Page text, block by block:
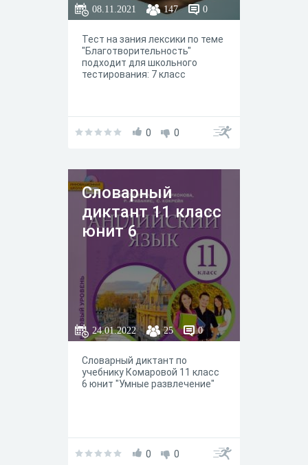
08.11.2021 147 0
Тест на зания лексики по теме
"Благотворительность"
подходит для школьного
тестирования: 7 класс
0 0
Словарный
диктант 11 класс
юнит 6
24.01.2022 25 0
Словарный диктант по
учебнику Комаровой 11 класс
6 юнит "Умные развлечение"
0 0